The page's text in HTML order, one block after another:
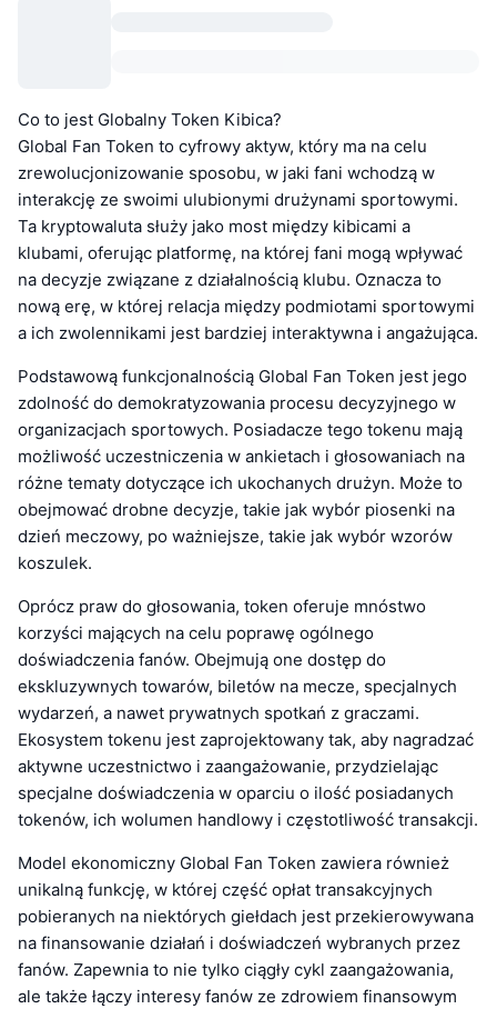
Co to jest Globalny Token Kibica?
Global Fan Token to cyfrowy aktyw, który ma na celu
zrewolucjonizowanie sposobu, w jaki fani wchodzą w
interakcję ze swoimi ulubionymi drużynami sportowymi.
Ta kryptowaluta służy jako most między kibicami a
klubami, oferując platformę, na której fani mogą wpływać
na decyzje związane z działalnością klubu. Oznacza to
nową erę, w której relacja między podmiotami sportowymi
a ich zwolennikami jest bardziej interaktywna i angażująca.
Podstawową funkcjonalnością Global Fan Token jest jego
zdolność do demokratyzowania procesu decyzyjnego w
organizacjach sportowych. Posiadacze tego tokenu mają
możliwość uczestniczenia w ankietach i głosowaniach na
różne tematy dotyczące ich ukochanych drużyn. Może to
obejmować drobne decyzje, takie jak wybór piosenki na
dzień meczowy, po ważniejsze, takie jak wybór wzorów
koszulek.
Oprócz praw do głosowania, token oferuje mnóstwo
korzyści mających na celu poprawę ogólnego
doświadczenia fanów. Obejmują one dostęp do
ekskluzywnych towarów, biletów na mecze, specjalnych
wydarzeń, a nawet prywatnych spotkań z graczami.
Ekosystem tokenu jest zaprojektowany tak, aby nagradzać
aktywne uczestnictwo i zaangażowanie, przydzielając
specjalne doświadczenia w oparciu o ilość posiadanych
tokenów, ich wolumen handlowy i częstotliwość transakcji.
Model ekonomiczny Global Fan Token zawiera również
unikalną funkcję, w której część opłat transakcyjnych
pobieranych na niektórych giełdach jest przekierowywana
na finansowanie działań i doświadczeń wybranych przez
fanów. Zapewnia to nie tylko ciągły cykl zaangażowania,
ale także łączy interesy fanów ze zdrowiem finansowym